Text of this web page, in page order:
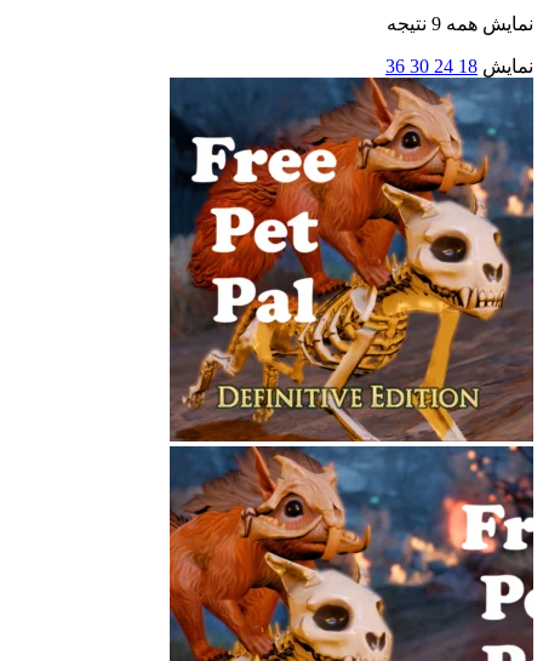
نمایش همه 9 نتیجه
نمایش 18
24
30
36